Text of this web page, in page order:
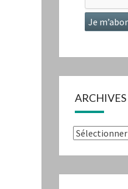
ARCHIVES
Archives